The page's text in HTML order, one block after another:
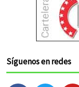
Síguenos en redes